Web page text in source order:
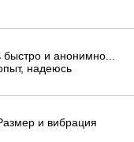
100 мл
295 грн
и анонимно...
надеюсь
и вибрация